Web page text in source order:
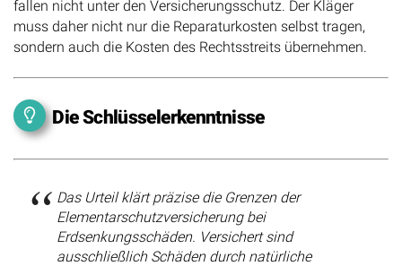
fallen nicht unter den Versicherungsschutz. Der Kläger
muss daher nicht nur die Reparaturkosten selbst tragen,
sondern auch die Kosten des Rechtsstreits übernehmen.
Die Schlüsselerkenntnisse
Das Urteil klärt präzise die Grenzen der
Elementarschutzversicherung bei
Erdsenkungsschäden. Versichert sind
ausschließlich Schäden durch natürliche